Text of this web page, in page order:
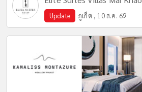
Update ภูเก็ต , 10 ส.ค. 69